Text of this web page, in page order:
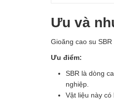
Ưu và
Gioăng cao su
Ưu điểm:
SBR là dòng
nghiệp.
Vật liệu này